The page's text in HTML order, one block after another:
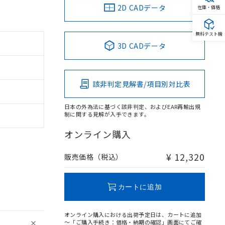
2D CADデータ
3D CADデータ
該非判定見解書/項目別対比表
日本の外為法に基づく該非判定、およびEAR再輸出規
制に関する見解が入手できます。
オンライン購入
販売価格（税込） ¥ 12,320
カートに追加
オンライン購入における出荷予定日は、カートに追加
～「ご購入手続き：価格・納期の確認」画面にてご確
在庫・価格
無料テスト機